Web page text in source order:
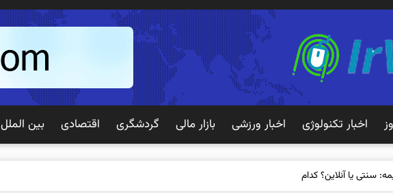
اخبار تکنولوژی اخبار ورزشی بازار مالی گردشگری اقتصادی بین الملل
سنتی یا آنلاین؟ کدامیک تجربه بهتری برای مشتریان ا